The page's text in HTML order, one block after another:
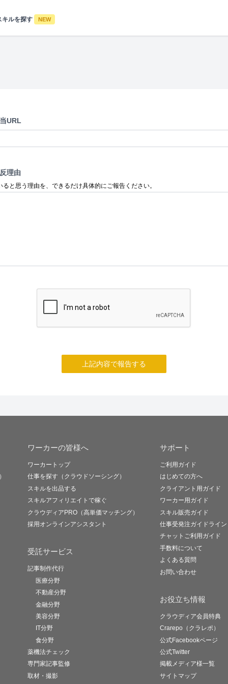
キルを探す NEW
URL
理由
ると思う理由を、できるだけ具体的にご報告ください。
上記内容で報告する
ワーカーの皆様へ
ワーカートップ
仕事を探す（クラウドソーシング）
スキルを出品する
スキルアフィリエイトで稼ぐ
クラウディアPRO（高単価マッチング）
採用オンラインアシスタント
受託サービス
記事制作代行
医療分野
不動産分野
金融分野
美容分野
IT分野
食分野
薬機法チェック
専門家記事監修
取材・撮影
サポート
ご利用ガイド
はじめての方へ
クライアント用ガイド
ワーカー用ガイド
スキル販売ガイド
仕事受発注ガイドライン
チャットご利用ガイド
手数料について
よくある質問
お問い合わせ
お役立ち情報
クラウディア会員特典
Crarepo（クラレポ）
公式Facebookページ
公式Twitter
掲載メディア様一覧
サイトマップ